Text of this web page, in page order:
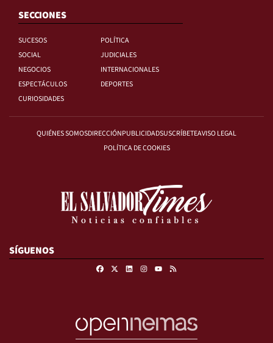
SECCIONES
SUCESOS
POLÍTICA
SOCIAL
JUDICIALES
NEGOCIOS
INTERNACIONALES
ESPECTÁCULOS
DEPORTES
CURIOSIDADES
QUIÉNES SOMOSDIRECCIÓNPUBLICIDADSUSCRÍBETEAVISO LEGAL
POLÍTICA DE COOKIES
SÍGUENOS
FacebookLinkedinInstagram